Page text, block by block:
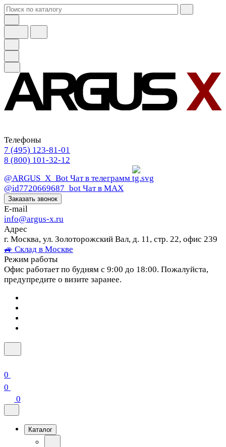
Телефоны
7 (495) 123-81-01
8 (800) 101-32-12
@ARGUS_X_Bot Чат в телеграмм
@id7720669687_bot Чат в МАХ
Заказать звонок
E-mail
info@argus-x.ru
Адрес
г. Москва, ул. Золоторожский Вал, д. 11, стр. 22, офис 239
🚙 Склад в Москве
Режим работы
Офис работает по будням с 9:00 до 18:00. Пожалуйста,
предупредите о визите заранее.
0
0
0
Каталог